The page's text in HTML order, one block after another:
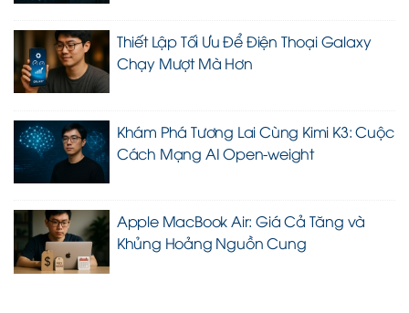
Thiết Lập Tối Ưu Để Điện Thoại Galaxy
Chạy Mượt Mà Hơn
Khám Phá Tương Lai Cùng Kimi K3: Cuộc
Cách Mạng AI Open-weight
Apple MacBook Air: Giá Cả Tăng và
Khủng Hoảng Nguồn Cung